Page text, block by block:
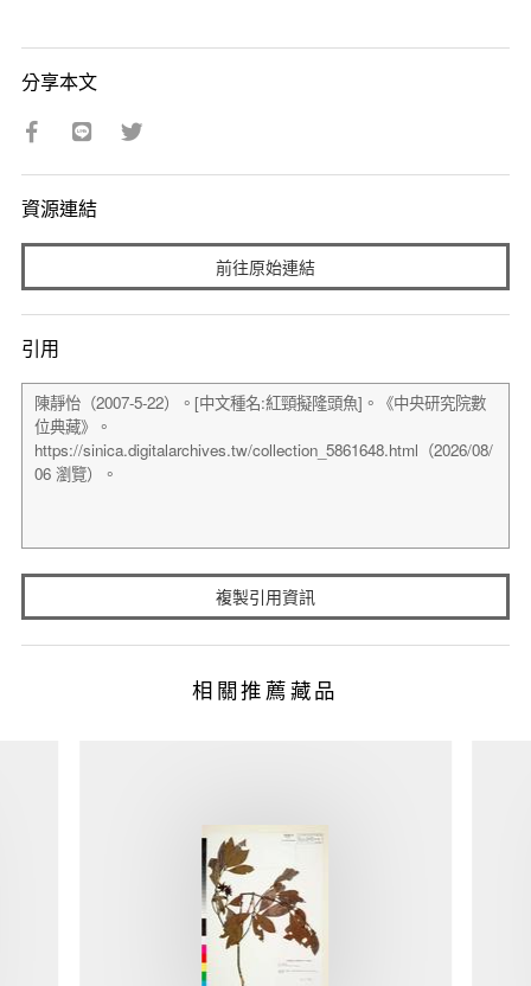
分享本文
資源連結
前往原始連結
引用
複製引用資訊
相關推薦藏品